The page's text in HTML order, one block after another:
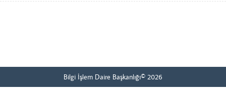
Bilgi İşlem Daire Başkanlığı© 2026